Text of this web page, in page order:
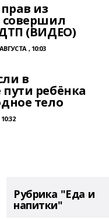
из
совершил
(ВИДЕО)
, 10:03
в
ребёнка
тело
Рубрика "Еда и
напитки"